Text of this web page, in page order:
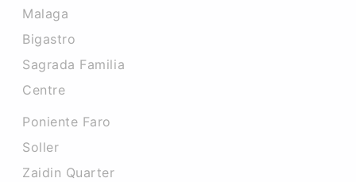
Malaga
Bigastro
Sagrada Familia
Centre
Poniente Faro
Soller
Zaidin Quarter